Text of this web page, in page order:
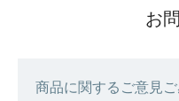
お
商品に関するご意見